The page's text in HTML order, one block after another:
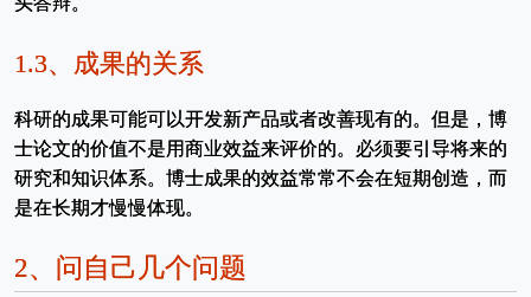
1.3、 成果的关系
科研的成果可能可以开发新产品或者改善现有的。但是，博
士论文的价值不是用商业效益来评价的。必须要引导将来的
研究和知识体系。博士成果的效益常常不会在短期创造，而
是在长期才慢慢体现。
2、 问自己几个问题